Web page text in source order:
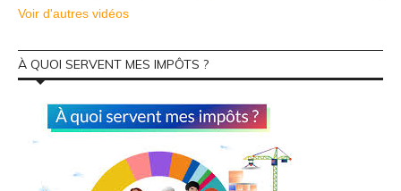
Voir d'autres vidéos
À QUOI SERVENT MES IMPÔTS ?